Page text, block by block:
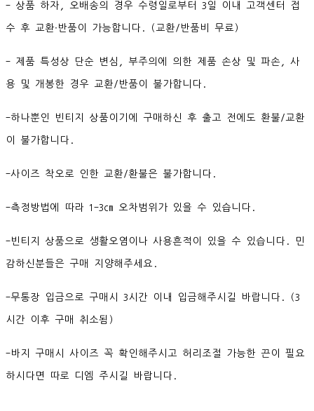
- 상품 하자, 오배송의 경우 수령일로부터 3일 이내 고객센터 접
수 후 교환∙반품이 가능합니다. (교환/반품비 무료)
- 제품 특성상 단순 변심, 부주의에 의한 제품 손상 및 파손, 사
용 및 개봉한 경우 교환/반품이 불가합니다.
-하나뿐인 빈티지 상품이기에 구매하신 후 출고 전에도 환불/교환
이 불가합니다.
-사이즈 착오로 인한 교환/환불은 불가합니다.
-측정방법에 따라 1-3cm 오차범위가 있을 수 있습니다.
-빈티지 상품으로 생활오염이나 사용흔적이 있을 수 있습니다. 민
감하신분들은 구매 지양해주세요.
-무통장 입금으로 구매시 3시간 이내 입금해주시길 바랍니다. (3
시간 이후 구매 취소됨)
-바지 구매시 사이즈 꼭 확인해주시고 허리조절 가능한 끈이 필요
하시다면 따로 디엠 주시길 바랍니다.